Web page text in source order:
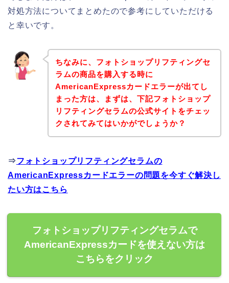
対処方法についてまとめたので参考にしていただける
と幸いです。
ちなみに、フォトショップリフティングセ
ラムの商品を購入する時に
AmericanExpressカードエラーが出てし
まった方は、まずは、下記フォトショップ
リフティングセラムの公式サイトをチェッ
クされてみてはいかがでしょうか？
⇒フォトショップリフティングセラムの
AmericanExpressカードエラーの問題を今すぐ解決し
たい方はこちら
フォトショップリフティングセラムで
AmericanExpressカードを使えない方は
こちらをクリック